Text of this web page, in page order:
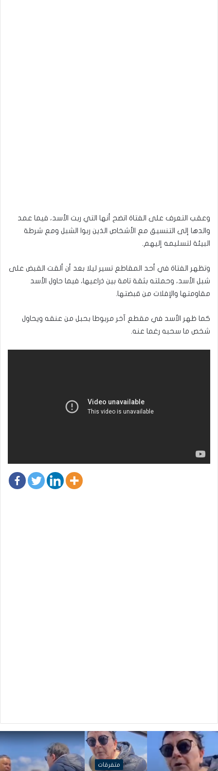
وعقب التعرف على الفتاة اتضح أنها التي ربت الأسد، فيما عمد
والدها إلى التنسيق مع الأشخاص الذين ربوا الشبل ومع شرطة
البيئة لتسليمه إليهم.
وتظهر الفتاة في أحد المقاطع تسير ليلا بعد أن ألقت القبض على
شبل الأسد، وحملته بثقة تامة بين ذراعيها، فيما حاول الأسد
مقاومتها والإفلات من قبضتها.
كما ظهر الأسد في مقطع آخر مربوطا بحبل من عنقه ويحاول
شخص ما سحبه رغما عنه.
متفرقات